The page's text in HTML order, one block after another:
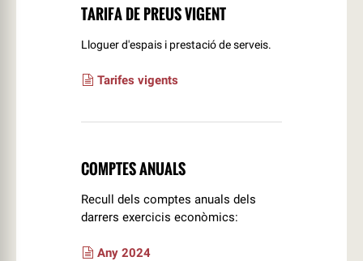
TARIFA DE PREUS VIGENT
Lloguer d'espais i prestació de serveis.
Tarifes vigents
COMPTES ANUALS
Recull dels comptes anuals dels
darrers exercicis econòmics:
Any 2024